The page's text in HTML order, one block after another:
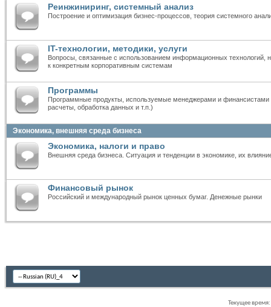
Реинжиниринг, системный анализ
Построение и оптимизация бизнес-процессов, теория системного
IT-технологии, методики, услуги
Вопросы, связанные с использованием информационных технологий,
к конкретным корпоративным системам
Программы
Программные продукты, используемые менеджерами и финансистами
расчеты, обработка данных и т.п.)
Экономика, внешняя среда бизнеса
Экономика, налоги и право
Внешняя среда бизнеса. Ситуация и тенденции в экономике, их
Финансовый рынок
Российский и международный рынок ценных бумаг. Денежные рынки
Текущее время: